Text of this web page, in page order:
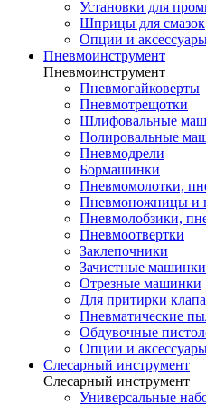
Установки для
Шприцы для смазок
Опции и
Пневмоинструмент
Пневмоинструмент
Пневмогайковерты
Пневмотрещотки
Шлифовальные
Полировальные
Пневмодрели
Бормашинки
Пневмомолотки,
Пневмоножницы и
Пневмолобзики,
Пневмоотвертки
Заклепочники
Зачистные машинки
Отрезные машинки
Для притирки
Пневматические
Обдувочные
Опции и
Слесарный инструмент
Слесарный инструмент
Универсальные